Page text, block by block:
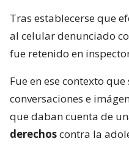
Tras establecerse que
al celular denunciado
fue retenido en
Fue en ese contexto
conversaciones e
que daban cuenta de
derechoscontra la